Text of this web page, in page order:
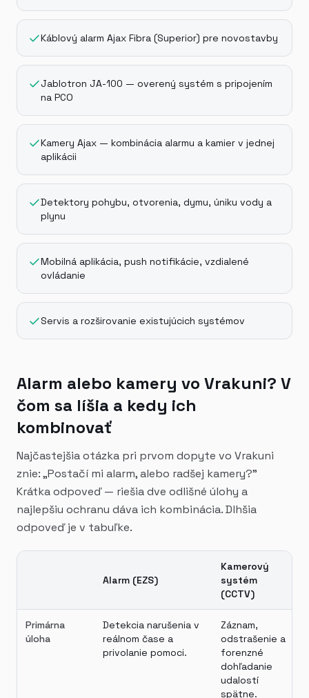
Káblový alarm Ajax Fibra (Superior) pre novostavby
Jablotron JA-100 — overený systém s pripojením
na PCO
Kamery Ajax — kombinácia alarmu a kamier v jednej
aplikácii
Detektory pohybu, otvorenia, dymu, úniku vody a
plynu
Mobilná aplikácia, push notifikácie, vzdialené
ovládanie
Servis a rozširovanie existujúcich systémov
Alarm alebo kamery vo Vrakuni? V
čom sa líšia a kedy ich
kombinovať
Najčastejšia otázka pri prvom dopyte vo Vrakuni
znie: „Postačí mi alarm, alebo radšej kamery?"
Krátka odpoveď — riešia dve odlišné úlohy a
najlepšiu ochranu dáva ich kombinácia. Dlhšia
odpoveď je v tabuľke.
Alarm (EZS)
Kamerový
systém
(CCTV)
Primárna
úloha
Detekcia narušenia v
reálnom čase a
privolanie pomoci.
Záznam,
odstrašenie a
forenzné
dohľadanie
udalostí
spätne.